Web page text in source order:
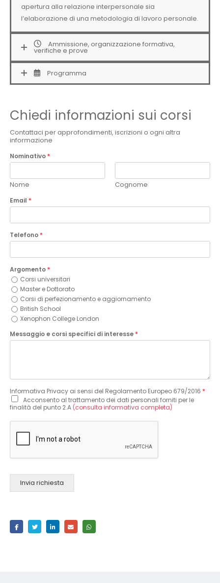
apertura alla relazione interpersonale sia
l’elaborazione di una metodologia di lavoro personale.
Ammissione, organizzazione formativa,
verifiche e prove
Programma
Chiedi informazioni sui corsi
Contattaci per approfondimenti, iscrizioni o ogni altra
informazione
Nominativo *
Nome Cognome
Email *
Telefono *
Argomento *
Corsi universitari
Master e Dottorato
Corsi di perfezionamento e aggiornamento
British School
Xenophon College London
Messaggio e corsi specifici di interesse *
Informativa Privacy ai sensi del Regolamento Europeo 679/2016 *
Acconsento al trattamento dei dati personali forniti per le
finalità del punto 2.A (consulta informativa completa)
Invia richiesta